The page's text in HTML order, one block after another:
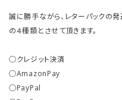
誠に勝手ながら、レターパックの
の４種類とさせて頂きます。
○クレジット決済
○AmazonPay
○PayPal